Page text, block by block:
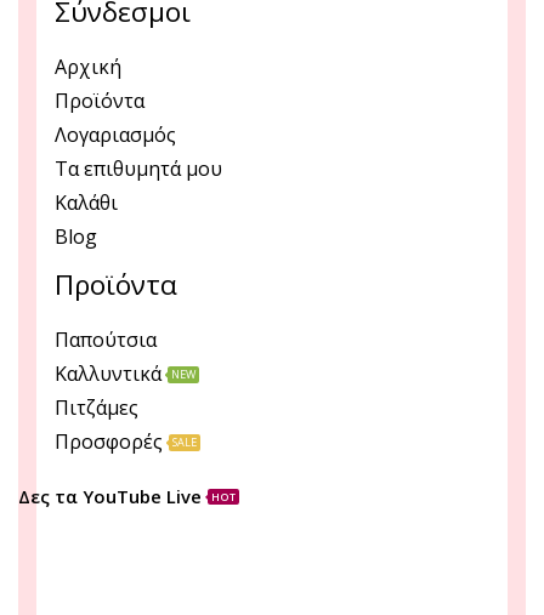
Σύνδεσμοι
Αρχική
Προϊόντα
Λογαριασμός
Τα επιθυμητά μου
Καλάθι
Blog
Προϊόντα
Παπούτσια
Καλλυντικά
NEW
Πιτζάμες
Προσφορές
SALE
Δες τα YouTube Live HOT